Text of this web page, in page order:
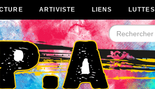
ARTIVISTE LIENS LUTTES